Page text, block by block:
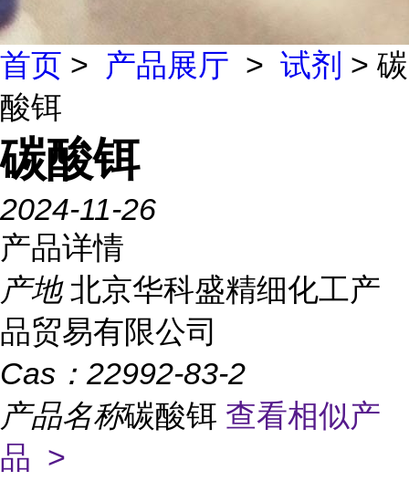
首页 > 产品展厅 > 试剂 > 碳
酸铒
碳酸铒
2024-11-26
产品详情
产地 北京华科盛精细化工产
品贸易有限公司
Cas： 22992-83-2
产品名称碳酸铒 查看相似产
品 >